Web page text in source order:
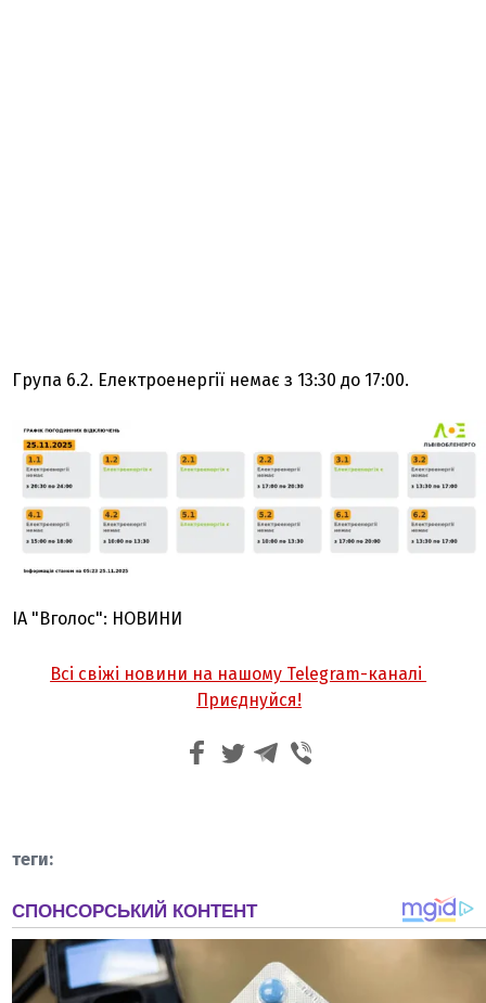
Група 6.2. Електроенергії немає з 13:30 до 17:00.
ІА "Вголос": НОВИНИ
Всі свіжі новини на нашому Telegram-каналі
Приєднуйся!